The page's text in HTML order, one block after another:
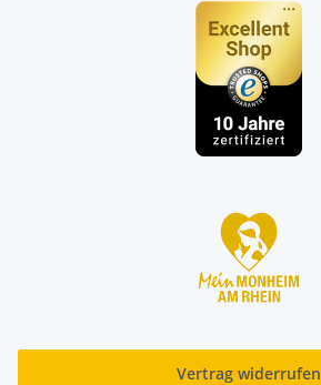
Vertrag widerrufen